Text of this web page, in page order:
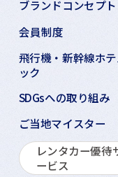
ブランドコンセプト
会員制度
飛行機・新幹線ホ
ック
SDGsへの取り組み
ご当地マイスター
レンタカー優待
ービス